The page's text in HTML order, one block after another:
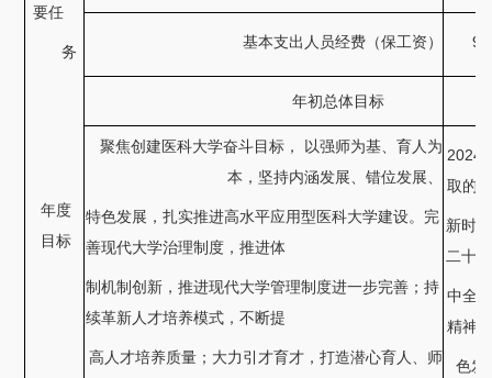
要任
务
基本支出人员经费（保工资）
年度
目标
年初总体目标
聚焦创建医科大学奋斗目标，
以强师为基、育人为
本，坚持内涵发展、错位发展、
特色发展，扎实推进高水平应用型医科大学建设。完
善现代大学治理制度，推进体
制机制创新，推进现代大学管理制度进一步完善；持
续革新人才培养模式，不断提
高人才培养质量；大力引才育才，打造潜心育人、师
2024
取的
新时
二十
中全
精神，
色发